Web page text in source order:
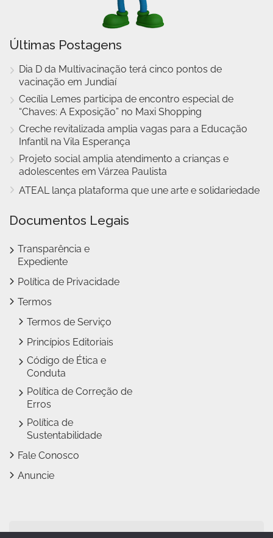
Últimas Postagens
Dia D da Multivacinação terá cinco pontos de
vacinação em Jundiaí
Cecília Lemes participa de encontro especial de
“Chaves: A Exposição” no Maxi Shopping
Creche revitalizada amplia vagas para a Educação
Infantil na Vila Esperança
Projeto social amplia atendimento a crianças e
adolescentes em Várzea Paulista
ATEAL lança plataforma que une arte e solidariedade
Documentos Legais
Transparência e
Expediente
Política de Privacidade
Termos
Termos de Serviço
Princípios Editoriais
Código de Ética e
Conduta
Política de Correção de
Erros
Política de
Sustentabilidade
Fale Conosco
Anuncie